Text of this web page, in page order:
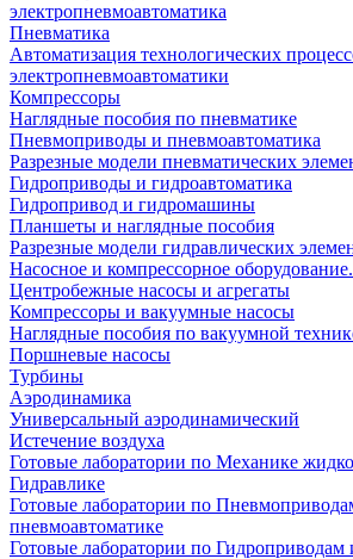
электропневмоавтоматика
Пневматика
Автоматизация технологических
электропневмоавтоматики
Компрессоры
Наглядные пособия по пневматике
Пневмоприводы и пневмоавтоматика
Разрезные модели пневматических
Гидроприводы и гидроавтоматика
Гидропривод и гидромашины
Планшеты и наглядные пособия
Разрезные модели гидравлических
Насосное и компрессорное
Центробежные насосы и агрегаты
Компрессоры и вакуумные насосы
Наглядные пособия по вакуумной
Поршневые насосы
Турбины
Аэродинамика
Универсальный аэродинамический
Истечение воздуха
Готовые лаборатории по Механике
Гидравлике
Готовые лаборатории по
пневмоавтоматике
Готовые лаборатории по Гидроприводам